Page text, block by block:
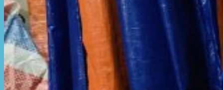
Dù che nắng
Dù che quán cafe
Dù che sự kiện
Dù lệch tâm
Sản Phẩm Mái Che Di Động
Mái hiên di động
Mái xếp di động
Nhà bạt di động
Motor kéo bạt che